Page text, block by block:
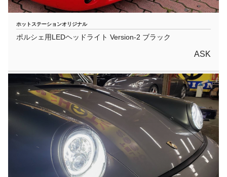
ホットステーションオリジナル
ポルシェ用LEDヘッドライト Version-2 ブラック
ASK